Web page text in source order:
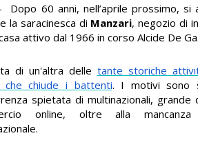
Dopo 60 anni, nell’aprile prossimo, si
la saracinesca di Manzari, negozio di
attivo dal 1966 in corso Alcide De
di un'altra delle tante storiche
che chiude i battenti. I motivi sono
spietata di multinazionali, grande
online, oltre alla